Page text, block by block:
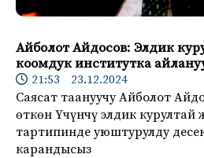
Айболот Айдосов: Элдик
коомдук институтка
21:53 23.12.2024
Саясат таануучу Айболот
өткөн Үчүнчү элдик
тартипинде уюштурулду
карандысыз